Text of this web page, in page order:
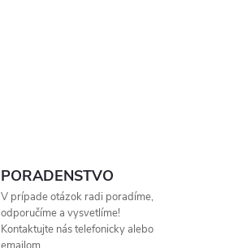
PORADENSTVO
V prípade otázok radi poradíme,
odporučíme a vysvetlíme!
Kontaktujte nás telefonicky alebo